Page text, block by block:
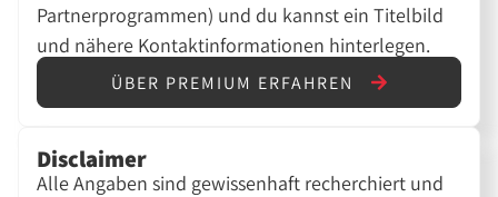
Partnerprogrammen) und du kannst ein Titelbild
und nähere Kontaktinformationen hinterlegen.
ÜBER PREMIUM ERFAHREN
Disclaimer
Alle Angaben sind gewissenhaft recherchiert und